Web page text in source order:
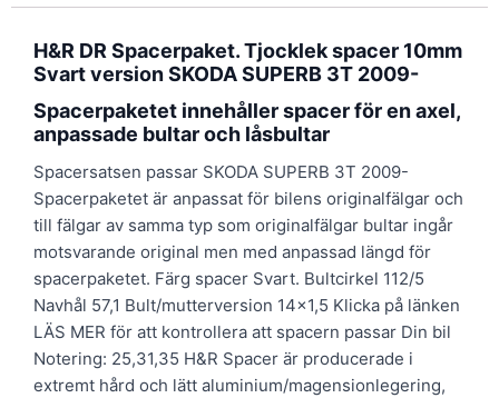
H&R DR Spacerpaket. Tjocklek spacer 10mm
Svart version SKODA SUPERB 3T 2009-
Spacerpaketet innehåller spacer för en axel,
anpassade bultar och låsbultar
Spacersatsen passar SKODA SUPERB 3T 2009-
Spacerpaketet är anpassat för bilens originalfälgar och
till fälgar av samma typ som originalfälgar bultar ingår
motsvarande original men med anpassad längd för
spacerpaketet. Färg spacer Svart. Bultcirkel 112/5
Navhål 57,1 Bult/mutterversion 14×1,5 Klicka på länken
LÄS MER för att kontrollera att spacern passar Din bil
Notering: 25,31,35 H&R Spacer är producerade i
extremt hård och lätt aluminium/magensionlegering,